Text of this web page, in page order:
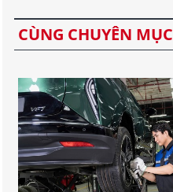
CÙNG CHUYÊN MỤC